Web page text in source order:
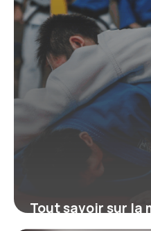
Tout savoir sur la